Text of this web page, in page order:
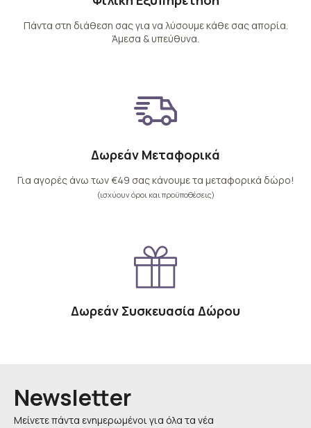
Πάντα στη διάθεση σας για να λύσουμε κάθε σας απορία.
Άμεσα & υπεύθυνα.
Δωρεάν Μεταφορικά
Για αγορές άνω των €49 σας κάνουμε τα μεταφορικά δώρο!
(ισχύουν όροι και προϋποθέσεις)
Δωρεάν Συσκευασία Δώρου
Newsletter
Μείνετε πάντα ενημερωμένοι για όλα τα νέα